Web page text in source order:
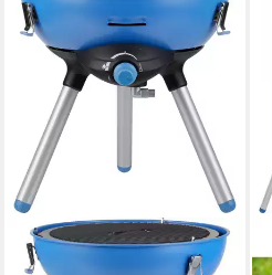
CAMPINGAZ
Standgrill Campingaz Party